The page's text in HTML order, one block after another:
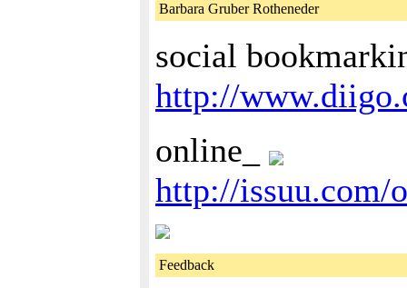
Barbara Gruber Rotheneder
social
http://
online_
http://issuu.com/
Feedback